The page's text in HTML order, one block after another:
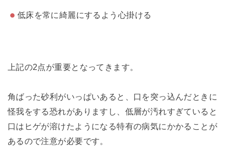
低床を常に綺麗にするよう心掛ける
上記の2点が重要となってきます。
角ばった砂利がいっぱいあると、口を突っ込んだときに
怪我をする恐れがありますし、低層が汚れすぎていると
口はヒゲが溶けたようになる特有の病気にかかることが
あるので注意が必要です。